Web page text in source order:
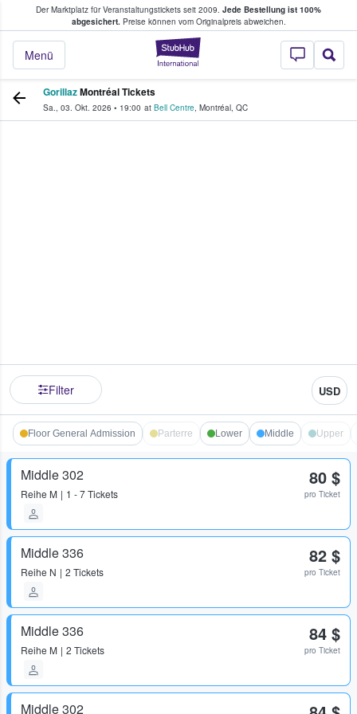
Der Marktplatz für Veranstaltungstickets seit 2009. Jede Bestellung ist 100%
abgesichert.Preise können vom Originalpreis abweichen.
StubHub - Wo
Menü
Tickets kaufen & verkaufen
GorillazMontréal Tickets
Sa., 03. Okt. 2026 • 19:00 at Bell Centre, Montréal, QC
Filter USD
Floor General Admission Parterre Lower Middle Upper
Middle 302
Reihe M 1 - 7 Tickets
80 $
pro Ticket
Middle 336
Reihe N 2 Tickets
82 $
pro Ticket
Middle 336
Reihe M 2 Tickets
84 $
pro Ticket
Middle 302